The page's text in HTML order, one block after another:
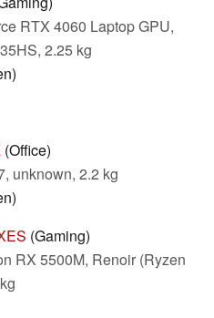
RTX 4060 Laptop GPU,
2.25 kg
(Office)
unknown, 2.2 kg
(Gaming)
RX 5500M, Renoir (Ryzen